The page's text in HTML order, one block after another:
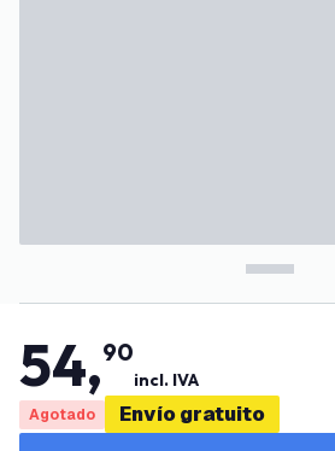
54,90
incl. IVA
Agotado Envío gratuito